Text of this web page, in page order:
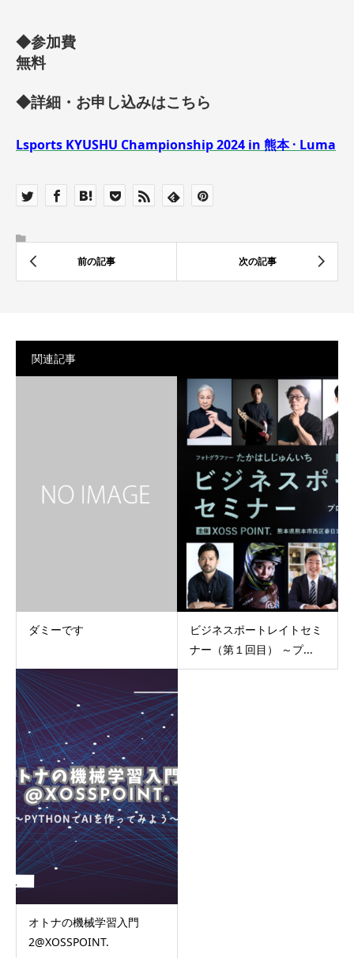
◆参加費
無料
◆詳細・お申し込みはこちら
Lsports KYUSHU Championship 2024 ​in 熊本 · Luma
関連記事
ダミーです
ビジネスポートレイトセミ
ナー（第１回目） ～プ...
オトナの機械学習入門
2@XOSSPOINT.